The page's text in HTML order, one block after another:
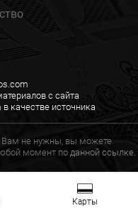
Карты
с сайта
качестве источника
Вам не нужны, вы можете
момент по данной ссылке.